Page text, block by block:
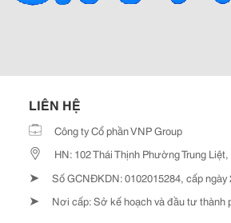
LIÊN HỆ
Công ty Cổ phần VNP Group
HN: 102 Thái Thịnh Phường Trung
➤ Số GCNĐKDN: 0102015284, cấp ngày
➤ Nơi cấp: Sở kế hoạch và đầu tư thành